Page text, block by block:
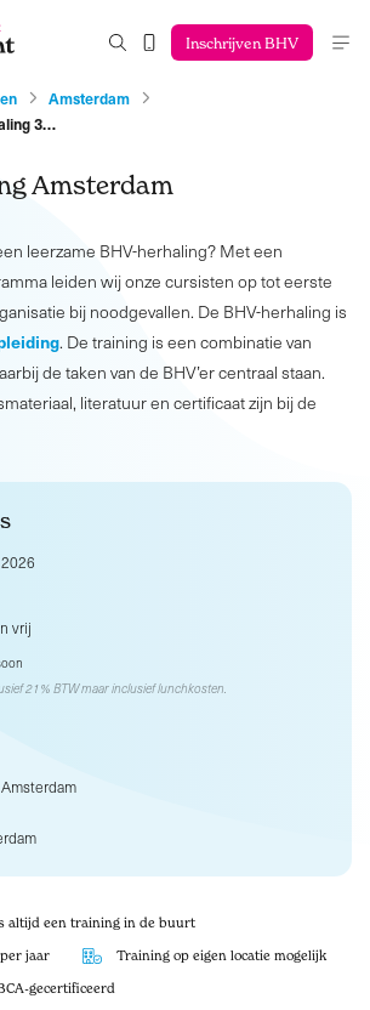
Inschrijven BHV
Amsterdam
3…
Amsterdam
leerzame BHV-herhaling? Met een
leiden wij onze cursisten op tot eerste
bij noodgevallen. De BHV-herhaling is
. De training is een combinatie van
de taken van de BHV’er centraal staan.
literatuur en certificaat zijn bij de
vrij
21% BTW maar inclusief lunchkosten.
altijd een training in de buurt
jaar Training op eigen locatie mogelijk
gecertificeerd